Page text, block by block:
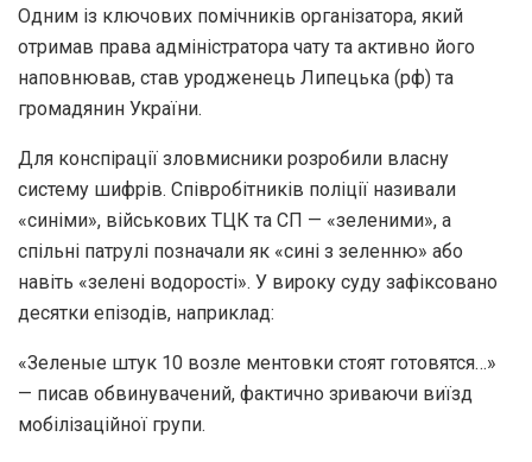
Одним із ключових помічників організатора, який
отримав права адміністратора чату та активно його
наповнював, став уродженець Липецька (рф) та
громадянин України.
Для конспірації зловмисники розробили власну
систему шифрів. Співробітників поліції називали
«синіми», військових ТЦК та СП — «зеленими», а
спільні патрулі позначали як «сині з зеленню» або
навіть «зелені водорості». У вироку суду зафіксовано
десятки епізодів, наприклад:
«Зеленые штук 10 возле ментовки стоят готовятся…»
— писав обвинувачений, фактично зриваючи виїзд
мобілізаційної групи.